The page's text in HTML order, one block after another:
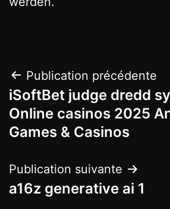
Navigation
de
l’article
Publication précédente
iSoftBet judge dredd
Online casinos 2025
Games & Casinos
Publication suivante
a16z generative ai 1